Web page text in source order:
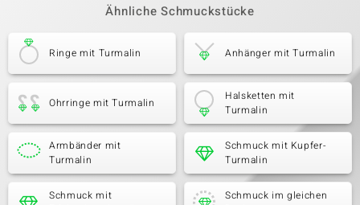
Ähnliche Schmuckstücke
Ringe mit Turmalin Anhänger mit Turmalin
Ohrringe mit Turmalin
Halsketten mit
Turmalin
Armbänder mit
Turmalin
Schmuck mit Kupfer-
Turmalin
Schmuck mit
Schmuck im gleichen